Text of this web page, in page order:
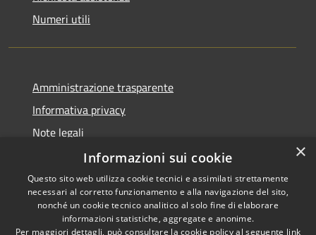
Numeri utili
Amministrazione trasparente
Informativa privacy
Note legali
Dichiarazione di accessibilità
RSS
Copyright © 2026 • Comune di
×
Informazioni sui cookie
Questo sito web utilizza cookie tecnici e assimilati strettamente
necessari al corretto funzionamento e alla navigazione del sito,
nonché un cookie tecnico analitico al solo fine di elaborare
informazioni statistiche, aggregate e anonime.
Per maggiori dettagli, può consultare la cookie policy al seguente link